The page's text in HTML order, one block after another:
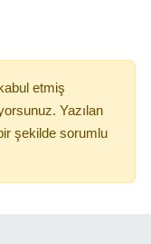
etmiş
Yazılan
şekilde sorumlu